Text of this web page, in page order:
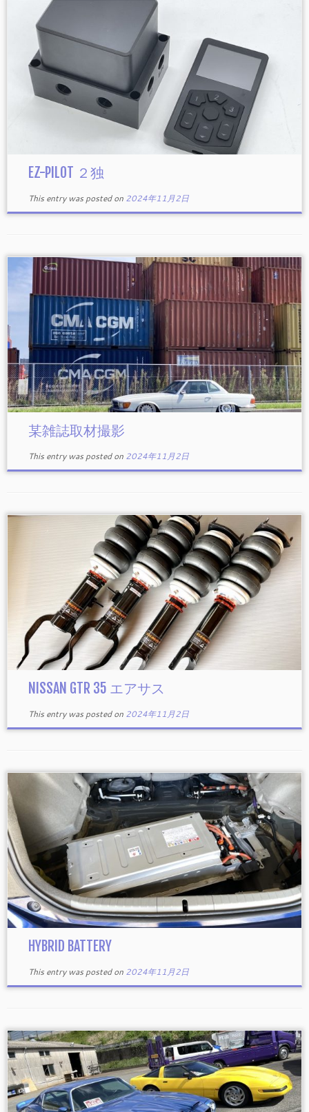
EZ-PILOT ２独
This entry was posted on 2024年11月2日
某雑誌取材撮影
This entry was posted on 2024年11月2日
NISSAN GTR 35 エアサス
This entry was posted on 2024年11月2日
HYBRID BATTERY
This entry was posted on 2024年11月2日